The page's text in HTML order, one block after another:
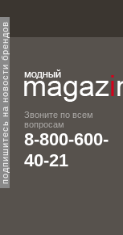
подпишитесь на новости брендов
Звоните по всем
вопросам
8-800-600-
40-21